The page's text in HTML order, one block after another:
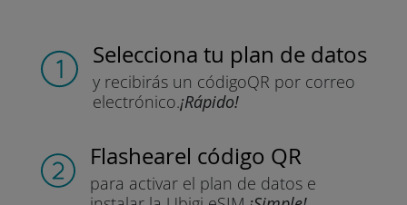
Selecciona tu plan de datos
y recibirás un códigoQR por correo
electrónico.¡Rápido!
Flashearel código QR
para activar el plan de datos e